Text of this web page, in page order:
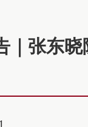
｜张东